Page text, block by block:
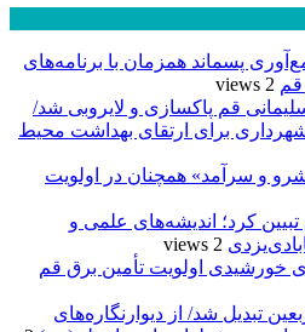
پسماند همزمان با برنامه‌های
2 views
سلیمانی قم پاکسازی و لایروبی شد/
شهرداری برای ارتقای بهداشت محیط
و سرآمد» همچنان در اولویت
کرد؛ اندیشه‌های علمی و
2 views
خورشیدی اولویت تأمین برق قم
تبدیل شد/ از دیوارنگاره‌های